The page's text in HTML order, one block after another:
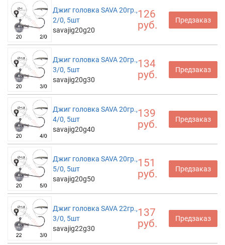
Джиг головка SAVA 20гр.,
2/0, 5шт
savajig20g20
126
руб.
Предзаказ
Джиг головка SAVA 20гр.,
3/0, 5шт
savajig20g30
134
руб.
Предзаказ
Джиг головка SAVA 20гр.,
4/0, 5шт
savajig20g40
139
руб.
Предзаказ
Джиг головка SAVA 20гр.,
5/0, 5шт
savajig20g50
151
руб.
Предзаказ
Джиг головка SAVA 22гр.,
3/0, 5шт
savajig22g30
137
руб.
Предзаказ